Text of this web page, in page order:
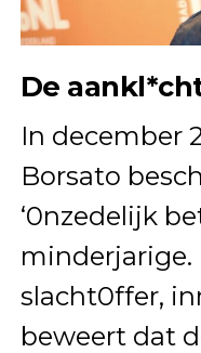
De
In december
Borsato
‘0nzedelijk
minderjarige.
slacht0ffer,
beweert dat